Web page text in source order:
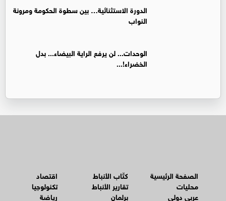
الدورة الاستثنائية… بين سطوة الحكومة ومرونة
النواب
الوحدات... لن يرفع الراية البيضاء... بدل
الخضراء!...
الصفحة الرئيسية
محليات
عربي دولي
كتّاب الأنباط
تقارير الأنباط
برلمان
اقتصاد
تكنولوجيا
رياضة